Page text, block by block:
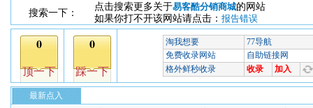
搜索一下：
点击搜索更多关于易客酷分销商城的网站
如果你打不开该网站请点击： 报告错误
最新点入